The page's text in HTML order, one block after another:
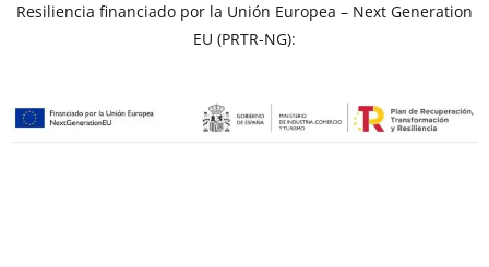
Resiliencia financiado por la Unión Europea – Next Generation
EU (PRTR-NG):